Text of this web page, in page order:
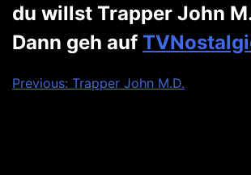
du willst Trapper John
Dann geh auf
Beitragsnavigation
Previous: Trapper John M.D.